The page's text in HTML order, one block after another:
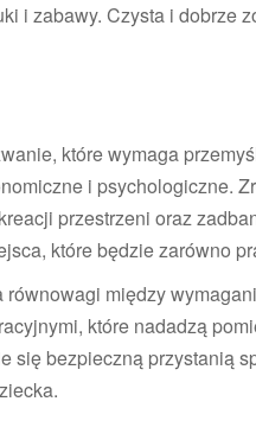
i zabawy. Czysta i dobrze
które wymaga
i psychologiczne.
przestrzeni oraz
które będzie zarówno
między
które nadadzą
się bezpieczną przystanią